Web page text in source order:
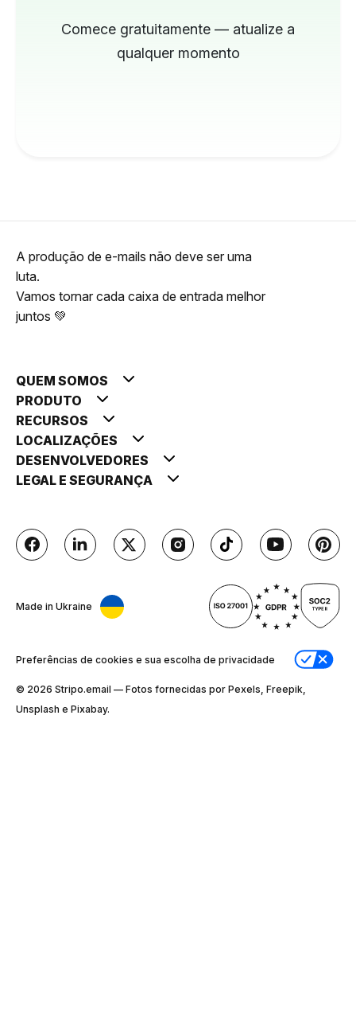
Comece gratuitamente — atualize a
qualquer momento
A produção de e-mails não deve ser uma
luta.
Vamos tornar cada caixa de entrada melhor
juntos 💚
QUEM SOMOS
PRODUTO
RECURSOS
LOCALIZAÇÕES
DESENVOLVEDORES
LEGAL E SEGURANÇA
Made in Ukraine
Preferências de cookies e sua escolha de privacidade
© 2026 Stripо.email — Fotos fornecidas por Pexels, Freepik,
Unsplash e Pixabay.